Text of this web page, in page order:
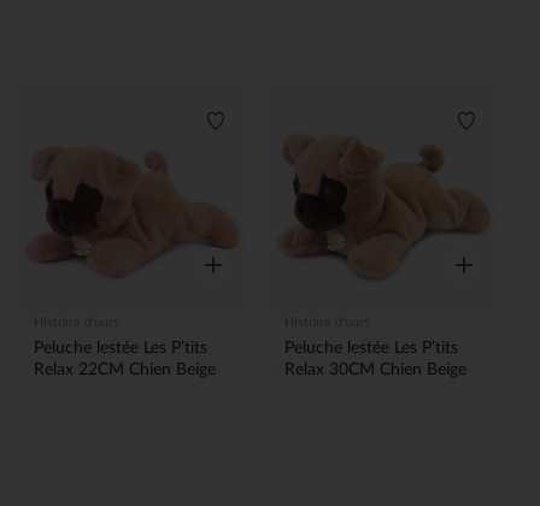
Liste de souhaits
Aperçu rapide
Peluche lestée Les P’tits
Relax 22CM Chien Beige
Aperçu
Peluche lestée Les P’tits
Relax 30CM Chien Beige